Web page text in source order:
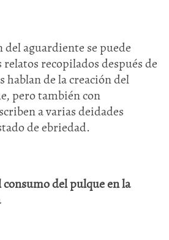
aguardiente se puede
recopilados después de
hablan de la creación del
pero también con
a varias deidades
de ebriedad.
consumo del pulque en la